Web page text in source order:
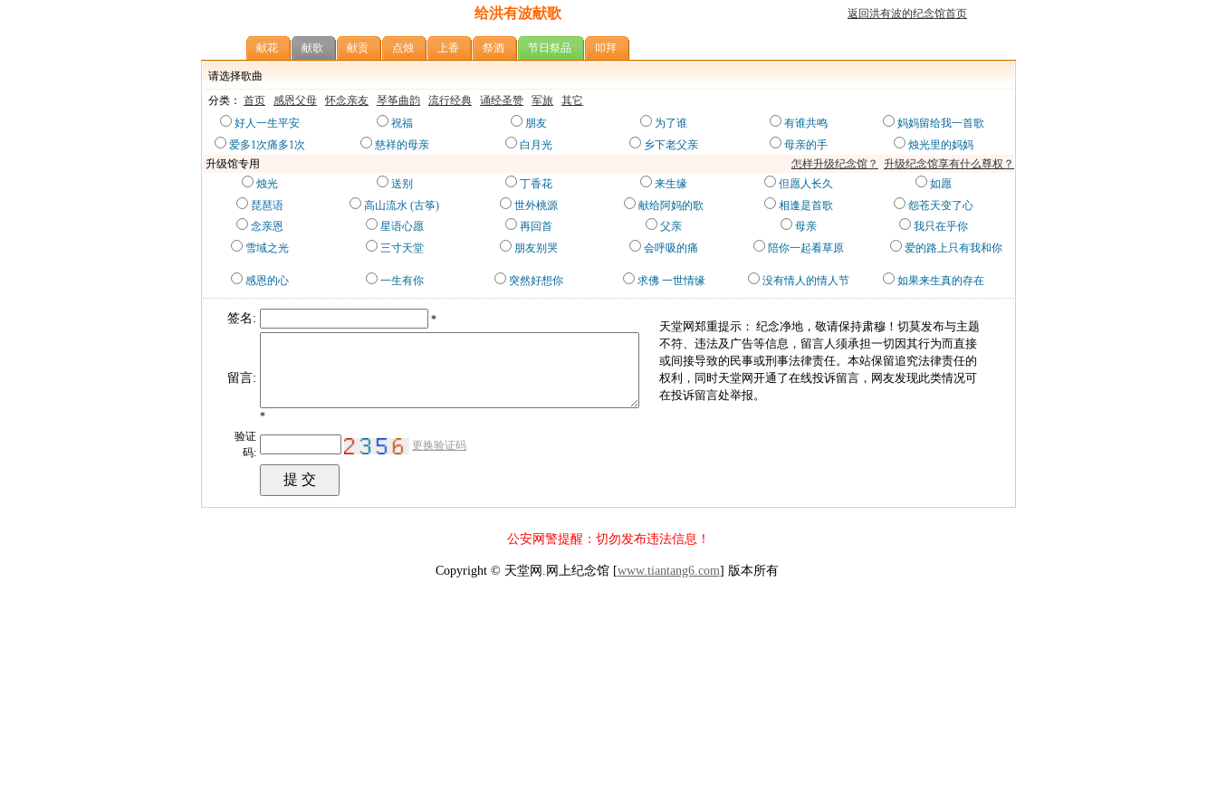
给洪有波献歌 返回洪有波的纪念馆首页
献花 献歌 献贡 点烛 上香 祭酒 节日祭品 叩拜
请选择歌曲
分类： 首页 感恩父母 怀念亲友 琴筝曲韵 流行经典 诵经圣赞 军旅
其它
好人一生平安
祝福 朋友 为了谁 有谁共鸣
妈妈留给我一首歌
爱多1次痛多1次
慈祥的母亲 白月光 乡下老父亲 母亲的手
烛光里的妈妈
升级馆专用
怎样升级纪念馆？
升级纪念馆享有什么尊权？
烛光
送别 丁香花 来生缘 但愿人长久
如愿
琵琶语
高山流水 (古筝) 世外桃源 献给阿妈的歌 相逢是首歌
怨苍天变了心
念亲恩
星语心愿 再回首 父亲 母亲
我只在乎你
雪域之光
三寸天堂 朋友别哭 会呼吸的痛 陪你一起看草原 爱的路上只有我和你
感恩的心 一生有你 突然好想你 求佛 一世情缘 没有情人的情人节 如果来生真的存在
签名: *
天堂网郑重提示： 纪念净地，敬请保持肃穆！切莫发布与主题
不符、违法及广告等信息，留言人须承担一切因其行为而直接
或间接导致的民事或刑事法律责任。本站保留追究法律责任的
权利，同时天堂网开通了在线投诉留言，网友发现此类情况可
在投诉留言处举报。
留言:
*
验证
码:
更换验证码
公安网警提醒：切勿发布违法信息！
Copyright © 天堂网.网上纪念馆 [www.tiantang6.com] 版本所有